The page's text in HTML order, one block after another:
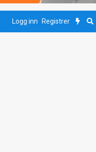
Logg inn Registrer